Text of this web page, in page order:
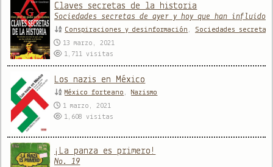
Claves secretas de la historia
Sociedades secretas de ayer y hoy que han influido
Conspiraciones y desinformación , Sociedades secretas
13 marzo, 2021
1,711visitas
Los nazis en México
México forteano , Nazismo
1 marzo, 2021
1,608visitas
¡La panza es primero!
No. 19